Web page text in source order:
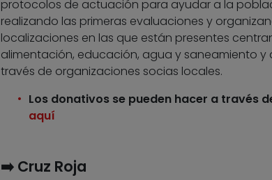
protocolos de actuación para ayudar a la
realizando las primeras evaluaciones y
localizaciones en las que están presentes
alimentación, educación, agua y saneamiento
través de organizaciones socias locales.
Los donativos se pueden hacer a través
aquí
➡️ Cruz Roja